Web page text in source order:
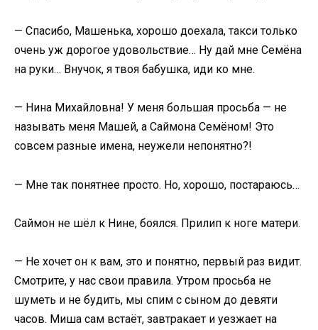
— Спасибо, Машенька, хорошо доехала, такси только
очень уж дорогое удовольствие… Ну дай мне Семёна
на руки… Внучок, я твоя бабушка, иди ко мне.
— Нина Михайловна! У меня большая просьба — не
называть меня Машей, а Саймона Семёном! Это
совсем разные имена, неужели непонятно?!
— Мне так понятнее просто. Но, хорошо, постараюсь…
Саймон не шёл к Нине, боялся. Прилип к ноге матери.
— Не хочет он к вам, это и понятно, первый раз видит.
Смотрите, у нас свои правила. Утром просьба не
шуметь и не будить, мы спим с сыном до девяти
часов. Миша сам встаёт, завтракает и уезжает на